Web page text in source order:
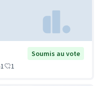
Soumis au vote
1 1